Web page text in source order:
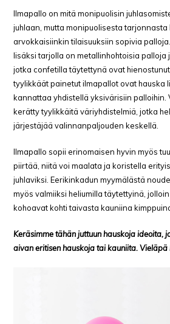
Ilmapallo on mitä monipuolisin
juhlaan, mutta monipuolisesta tarjonnasta
arvokkaisiinkin tilaisuuksiin sopivia
lisäksi tarjolla on metallinhohtoisia palloja
jotka confetilla täytettynä ovat
tyylikkäät painetut ilmapallot ovat hauska
kannattaa yhdistellä yksivärisiin palloihin.
kerätty tyylikkäitä väriyhdistelmiä, jotka
järjestäjää valinnanpaljouden keskellä.
Ilmapallo sopii erinomaisen hyvin myös
piirtää, niitä voi maalata ja koristella
juhlaviksi. Eerikinkadun myymälästä
myös valmiiksi heliumilla täytettyinä,
kohoavat kohti taivasta kauniina
Keräsimme tähän juttuun hauskoja ideoita,
aivan eritisen hauskoja tai kauniita. Vieläpä